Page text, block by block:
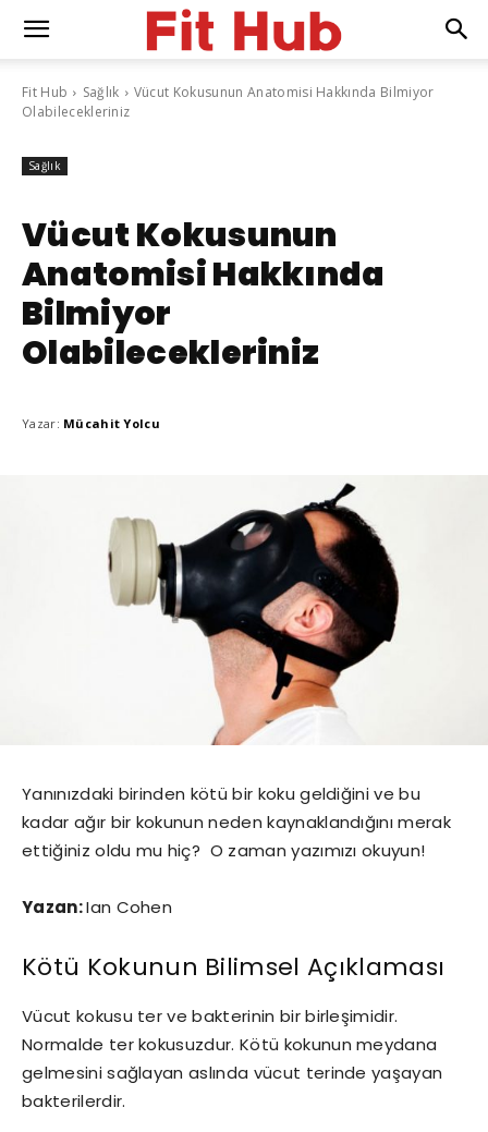
Fit Hub Sağlık
Vücut Kokusunun Anatomisi Hakkında Bilmiyor
Olabilecekleriniz
Sağlık
Vücut Kokusunun
Anatomisi Hakkında
Bilmiyor
Olabilecekleriniz
Yazar: Mücahit Yolcu
Yanınızdaki birinden kötü bir koku geldiğini ve bu
kadar ağır bir kokunun neden kaynaklandığını merak
ettiğiniz oldu mu hiç? O zaman yazımızı okuyun!
Yazan:Ian Cohen
Kötü Kokunun Bilimsel Açıklaması
Vücut kokusu ter ve bakterinin bir birleşimidir.
Normalde ter kokusuzdur. Kötü kokunun meydana
gelmesini sağlayan aslında vücut terinde yaşayan
bakterilerdir.